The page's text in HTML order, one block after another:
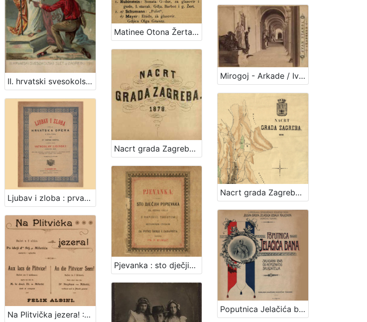
II. hrvatski svesokolski slet u Zagrebu 1911. / V. Rožankowski
Ljubav i zloba : prva hrvatska opera : u dva čina / u muziku stavio Vatroslav Lisinski ; rieči dra. Dimitrije Demetra
Matinee Otona Žerta : dvorana "Kola", dne 5. srpnja 1891. : program
Mirogoj - Arkade / Ivan Standl
Na Plitvička jezera! : balet u 2 slike : po ideji dra. Stj. pl Miletića = Aux lacs de Plitvice! : ballet en 2 tableaux : apres une idee de M. le doct. Et. de Miletić = An die Plitvicer Seen! : Bellet in 2 Bildern : nach einer Idee des Dr. Stephan von Miletić / sastavio i uglazbio Felix Albini
Nacrt grada Zagreba : 1878. / sastavio gradski gradjevni ured
Nacrt grada Zagreba : 1898. / sastavio gradski gradjevni ured
Pjevanka : sto dječjih popievaka za jedno grlo s napjevi, tekstom i metodičkim uvodom : za pučke škole i zabavišta / uredio Fr. Š. Kuhač
Poputnica Jelačića bana : u proslavu stogodišnjice rodjenja bana Josipa grofa Jelačića izdala Knjižara dioničke tiskare.